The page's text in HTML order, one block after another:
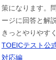
策になります。
ージに回答と解
きっとやりやす
TOEICテスト公
対応編